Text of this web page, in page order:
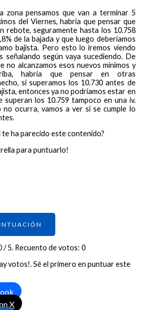
zona pensamos que van a terminar 5
del Viernes, habría que pensar que
rebote, seguramente hasta los 10.758
de la bajada y que luego deberíamos
bajista. Pero esto lo iremos viendo
señalando según vaya sucediendo. De
no alcanzamos esos nuevos mínimos y
habría que pensar en otras
si superamos los 10.730 antes de
entonces ya no podríamos estar en
superan los 10.759 tampoco en una iv.
ocurra, vamos a ver si se cumple lo
ha parecido este contenido?
para puntuarlo!
/ 5. Recuento de votos:0
votos!. Sé el primero en puntuar este
X